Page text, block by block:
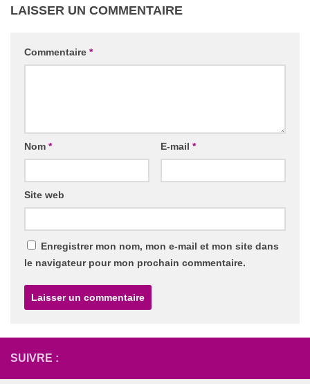
LAISSER UN COMMENTAIRE
Commentaire *
Nom * E-mail *
Site web
Enregistrer mon nom, mon e-mail et mon site dans
le navigateur pour mon prochain commentaire.
SUIVRE :